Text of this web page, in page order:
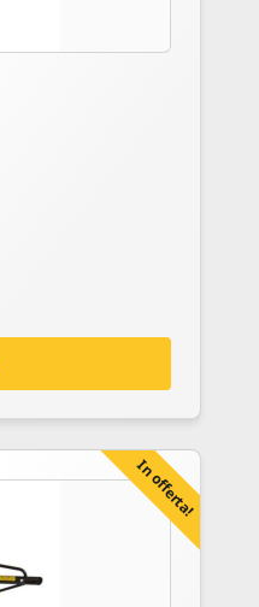
In offerta!